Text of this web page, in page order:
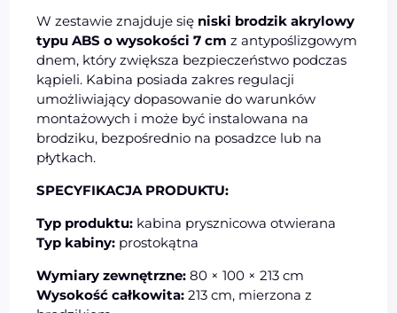
W zestawie znajduje się niski brodzik akrylowy
typu ABS o wysokości 7 cm z antypoślizgowym
dnem, który zwiększa bezpieczeństwo podczas
kąpieli. Kabina posiada zakres regulacji
umożliwiający dopasowanie do warunków
montażowych i może być instalowana na
brodziku, bezpośrednio na posadzce lub na
płytkach.
SPECYFIKACJA PRODUKTU:
Typ produktu: kabina prysznicowa otwierana
Typ kabiny: prostokątna
Wymiary zewnętrzne: 80 × 100 × 213 cm
Wysokość całkowita: 213 cm, mierzona z